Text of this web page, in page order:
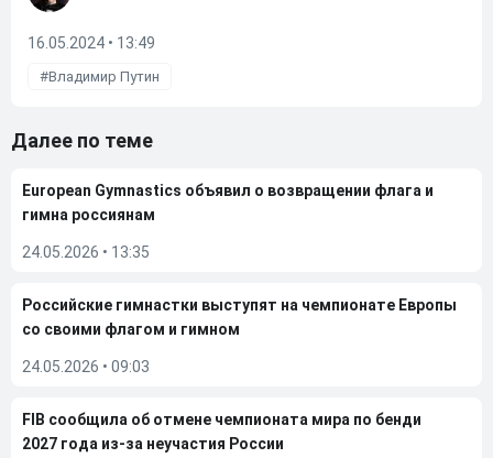
16.05.2024 • 13:49
Владимир Путин
Далее по теме
European Gymnastics объявил о возвращении флага и
гимна россиянам
24.05.2026 • 13:35
Российские гимнастки выступят на чемпионате Европы
со своими флагом и гимном
24.05.2026 • 09:03
FIB сообщила об отмене чемпионата мира по бенди
2027 года из-за неучастия России